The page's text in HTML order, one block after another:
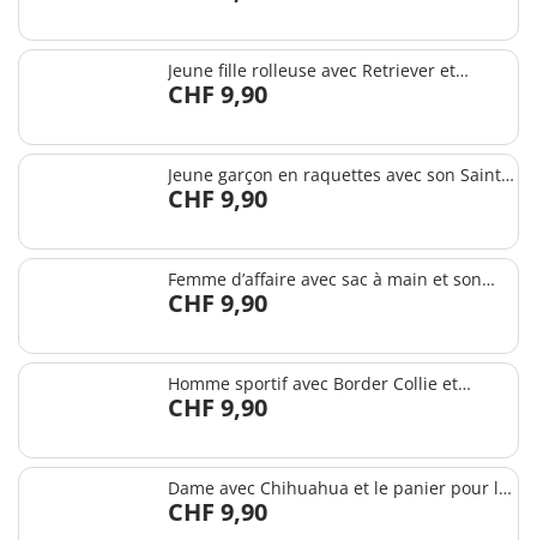
Jeune fille rolleuse avec Retriever et
accessoires
CHF 9,90
Jeune garçon en raquettes avec son Saint
Bernard
CHF 9,90
Femme d’affaire avec sac à main et son
Dalmatien
CHF 9,90
Homme sportif avec Border Collie et
accessoires
CHF 9,90
Dame avec Chihuahua et le panier pour le
transport
CHF 9,90